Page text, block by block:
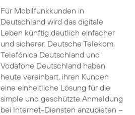
Für Mobilfunkkunden in
Deutschland wird das digitale
Leben künftig deutlich einfacher
und sicherer. Deutsche Telekom,
Telefónica Deutschland und
Vodafone Deutschland haben
heute vereinbart, ihren Kunden
eine einheitliche Lösung für die
simple und geschützte Anmeldung
bei Internet-Diensten anzubieten –